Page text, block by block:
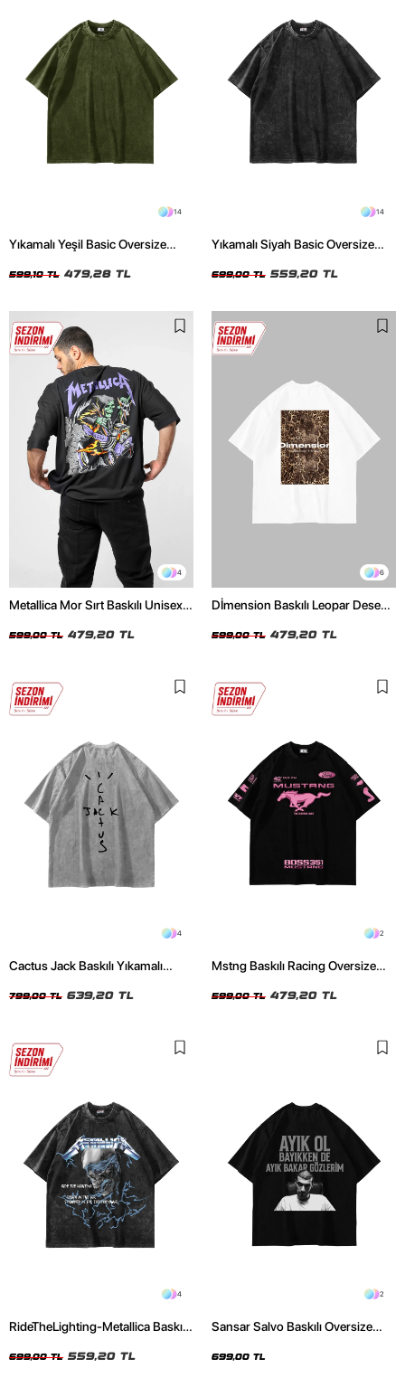
14
Yıkamalı Yeşil Basic Oversize
599,10 TL 479,28 TL
14
Yıkamalı Siyah Basic Oversize
699,00 TL 559,20 TL
4
Metallica Mor Sırt Baskılı Unisex
599,00 TL 479,20 TL
6
Dİmension Baskılı Leopar Desenli
Tshirt
599,00 TL 479,20 TL
4
Cactus Jack Baskılı Yıkamalı
799,00 TL 639,20 TL
2
Mstng Baskılı Racing Oversize
599,00 TL 479,20 TL
4
RideTheLighting-Metallica Baskılı
Tshirt
699,00 TL 559,20 TL
2
Sansar Salvo Baskılı Oversize
699,00 TL